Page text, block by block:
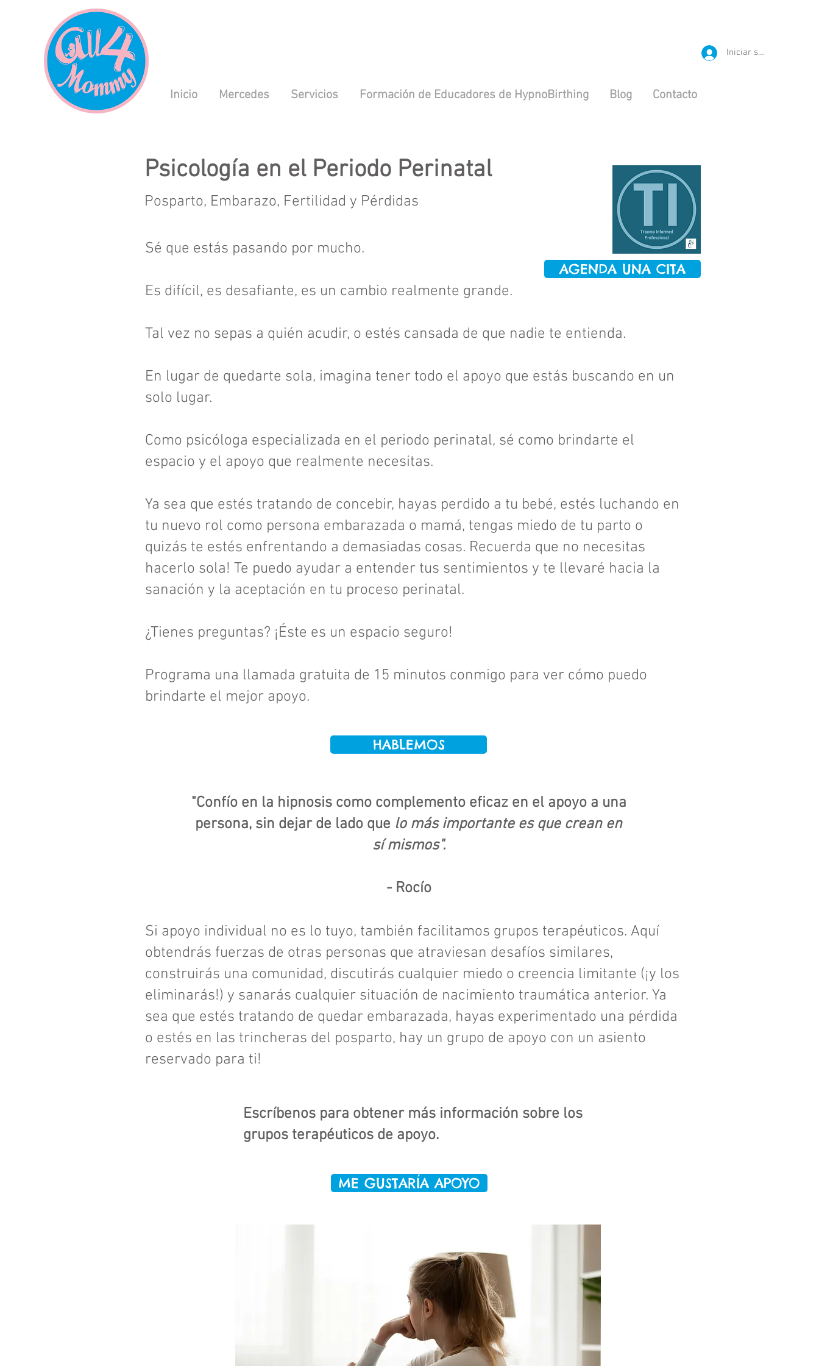
Iniciar sesión
Inicio Mercedes Servicios Formación de Educadores de HypnoBirthing Blog Contacto
Psicología en el Periodo Perinatal
Posparto, Embarazo, Fertilidad y Pérdidas
Sé que estás pasando por mucho.
Es difícil, es desafiante, es un cambio realmente grande.
Tal vez no sepas a quién acudir, o estés cansada de que nadie te entienda.
En lugar de quedarte sola, imagina tener todo el apoyo que estás buscando en un
solo lugar.
Como psicóloga especializada en el periodo perinatal, sé como brindarte el
espacio y el apoyo que realmente necesitas.
Ya sea que estés tratando de concebir, hayas perdido a tu bebé, estés luchando en
tu nuevo rol como persona embarazada o mamá, tengas miedo de tu parto o
quizás te estés enfrentando a demasiadas cosas. Recuerda que no necesitas
hacerlo sola! Te puedo ayudar a entender tus sentimientos y te llevaré hacia la
sanación y la aceptación en tu proceso perinatal.
¿Tienes preguntas? ¡Éste es un espacio seguro!
Programa una llamada gratuita de 15 minutos conmigo para ver cómo puedo
brindarte el mejor apoyo.
AGENDA UNA CITA
HABLEMOS
"Confío en la hipnosis como complemento eficaz en el apoyo a una
persona, sin dejar de lado que lo más importante es que crean en
sí mismos".
- Rocío
Si apoyo individual no es lo tuyo, también facilitamos grupos terapéuticos. Aquí
obtendrás fuerzas de otras personas que atraviesan desafíos similares,
construirás una comunidad, discutirás cualquier miedo o creencia limitante (¡y los
eliminarás!) y sanarás cualquier situación de nacimiento traumática anterior. Ya
sea que estés tratando de quedar embarazada, hayas experimentado una pérdida
o estés en las trincheras del posparto, hay un grupo de apoyo con un asiento
reservado para ti!
Escríbenos para obtener más información sobre los
grupos terapéuticos de apoyo.
ME GUSTARÍA APOYO